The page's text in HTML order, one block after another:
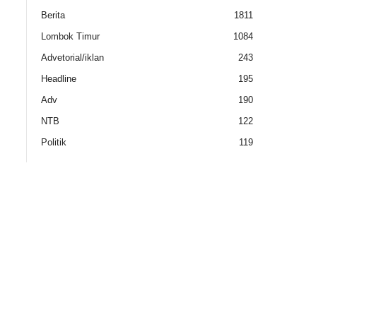
Berita
1811
Lombok Timur
1084
Advetorial/iklan
243
Headline
195
Adv
190
NTB
122
Politik
119